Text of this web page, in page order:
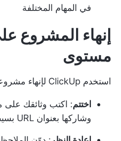
في المهام المختلفة
إنهاء المشروع
مستوى
استخدم ClickUp لإنهاء مشروعك بنجاح.
اختتم
وشاركها بعنوان URL بسيط